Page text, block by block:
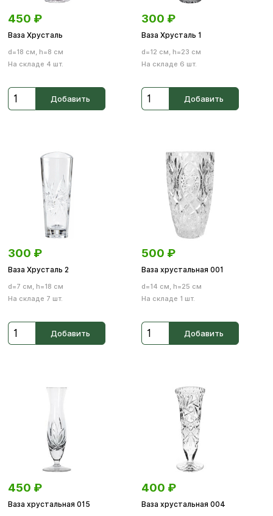
450 ₽
Ваза Хрусталь
d=18 см, h=8 см
На складе 4 шт.
Добавить
300 ₽
Ваза Хрусталь 1
d=12 см, h=23 см
На складе 6 шт.
Добавить
300 ₽
Ваза Хрусталь 2
d=7 см, h=18 см
На складе 7 шт.
Добавить
500 ₽
Ваза хрустальная 001
d=14 см, h=25 см
На складе 1 шт.
Добавить
450 ₽
Ваза хрустальная 015
400 ₽
Ваза хрустальная 004